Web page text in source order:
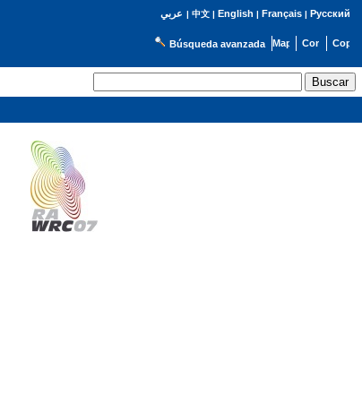
عربي | 中文| English | Français| Русский
Búsqueda avanzada